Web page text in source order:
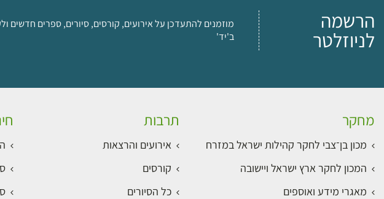
הרשמה
לניוזלטר
מוזמנים להתעדכן על אירועים, קורסים, סיורים, ספרים חדשים
ב'יד'
מחקר
מכון בן־צבי לחקר קהילות ישראל במזרח
המכון לחקר ארץ ישראל ויישובה
מאגרי מידע ואוספים
תרבות
אירועים והרצאות
קורסים
כל הסיורים